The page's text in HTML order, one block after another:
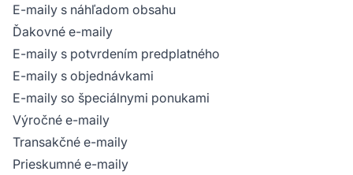
E-maily s náhľadom obsahu
Ďakovné e-maily
E-maily s potvrdením predplatného
E-maily s objednávkami
E-maily so špeciálnymi ponukami
Výročné e-maily
Transakčné e-maily
Prieskumné e-maily